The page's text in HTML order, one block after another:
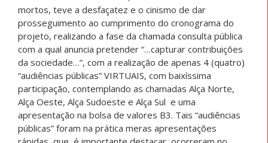
mortos, teve a desfaçatez e o cinismo de dar
prosseguimento ao cumprimento do cronograma do
projeto, realizando a fase da chamada consulta pública
com a qual anuncia pretender “…capturar contribuições
da sociedade…”, com a realização de apenas 4 (quatro)
“audiências públicas” VIRTUAIS, com baixíssima
participação, contemplando as chamadas Alça Norte,
Alça Oeste, Alça Sudoeste e Alça Sul e uma
apresentação na bolsa de valores B3. Tais “audiências
públicas” foram na prática meras apresentações